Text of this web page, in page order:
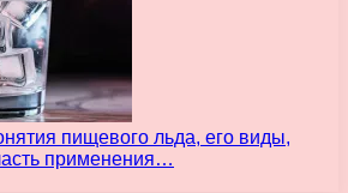
пищевого льда, его виды,
применения…